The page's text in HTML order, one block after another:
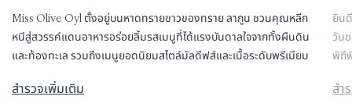
Miss Olive Oyl ตั้งอยู่บนหาดทรายขาวของทราย ลากูน ชวนคุณหลีก
หนีสู่สวรรค์แดนอาหารอร่อยลิ้มรสเมนูที่ได้แรงบันดาลใจจากทั้งผืนดิน
และท้องทะเล รวมถึงเมนูยอดนิยมสไตล์มัลดีฟส์และเนื้อระดับพรีเมียม
สำรวจเพิ่มเติม
ยิน
วัน
พิถี
สำ